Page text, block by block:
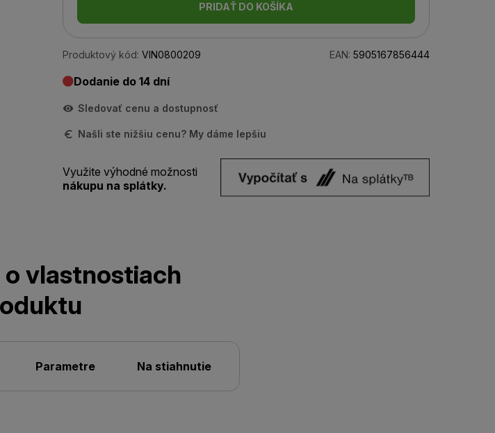
PRIDAŤ DO KOŠÍKA
Produktový kód: VIN0800209 EAN: 5905167856444
Dodanie do 14 dní
Sledovať cenu a dostupnosť
Našli ste nižšiu cenu? My dáme lepšiu
Využite výhodné možnosti
nákupu na splátky.
vlastnostiach
Parametre Na stiahnutie